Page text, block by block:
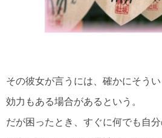
その彼女が言うには、確かにそう
効力もある場合があるという。
だが困ったとき、すぐに何でも自